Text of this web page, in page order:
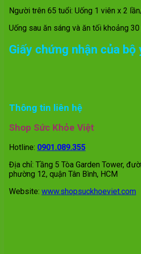
Người trên 65 tuổi: Uống 1 viên x 2
Uống sau ăn sáng và ăn tối khoảng
Giấy chứng nhận của bộ
Thông tin liên hệ
Shop Sức Khỏe Việt
Hotline: 0901.089.355
Địa chỉ: Tầng 5 Tòa Garden Tower,
phường 12, quận Tân Bình, HCM
Website: www.shopsuckhoeviet.com